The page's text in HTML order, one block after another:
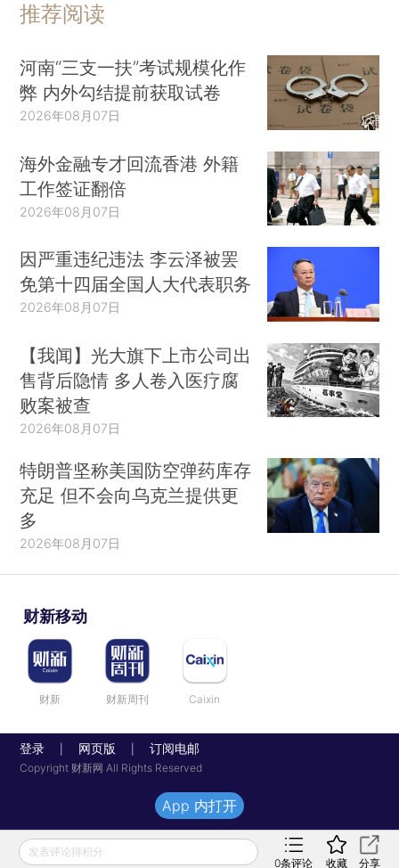
推荐阅读
河南“三支一扶”考试规模化作
弊 内外勾结提前获取试卷
2026年08月07日
海外金融专才回流香港 外籍
工作签证翻倍
2026年08月07日
因严重违纪违法 李云泽被罢
免第十四届全国人大代表职务
2026年08月07日
【我闻】光大旗下上市公司出
售背后隐情 多人卷入医疗腐
败案被查
2026年08月07日
特朗普坚称美国防空弹药库存
充足 但不会向乌克兰提供更
多
2026年08月07日
财新移动
财新 财新周刊 Caixin
登录 网页版 订阅电邮
Copyright 财新网 All Rights Reserved
发表评论得积分
0条评论 收藏 分享
App 内打开